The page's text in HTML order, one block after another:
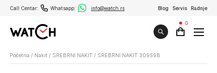
Call Centar: Whatsapp: info@watch.rs Blog Servis Radnje
0
Početna / Nakit / SREBRNI NAKIT / SREBRNI NAKIT 309598